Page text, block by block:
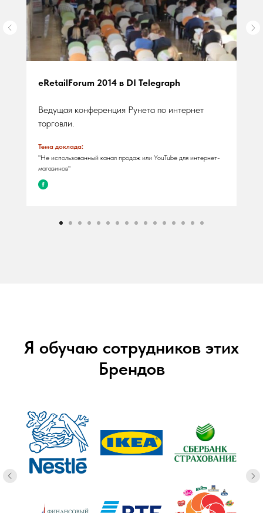
eRetailForum 2014 в DI Telegraph
Ведущая конференция Рунета по интернет
торговли.
Тема доклада:
"Не использованный канал продаж или YouTube для интернет-
магазинов"
Я обучаю сотрудников этих
Брендов